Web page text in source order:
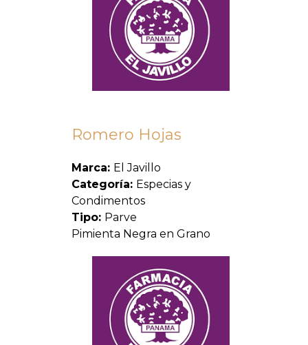
Romero Hojas
Marca: El Javillo
Categoría: Especias y
Condimentos
Tipo: Parve
Pimienta Negra en Grano